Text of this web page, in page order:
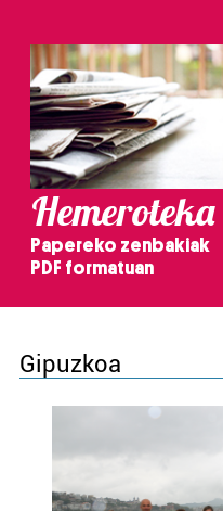
Hemeroteka
Papereko zenbakiak
PDF formatuan
Gipuzkoa